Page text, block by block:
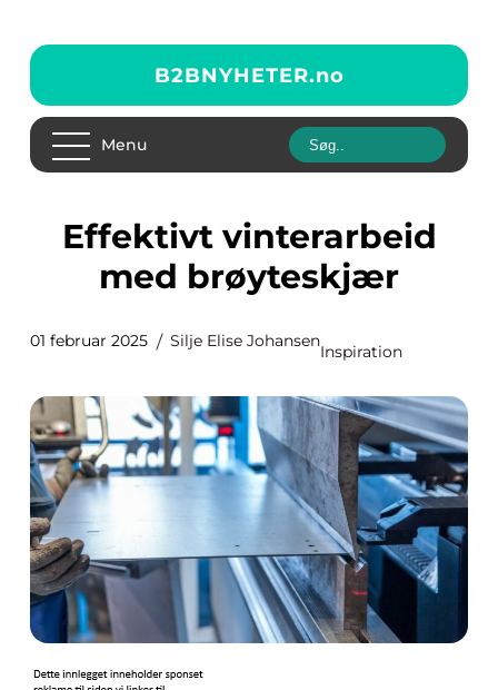
B2BNYHETER.no
Menu
Effektivt vinterarbeid
med brøyteskjær
01 februar 2025 Silje Elise Johansen
Inspiration